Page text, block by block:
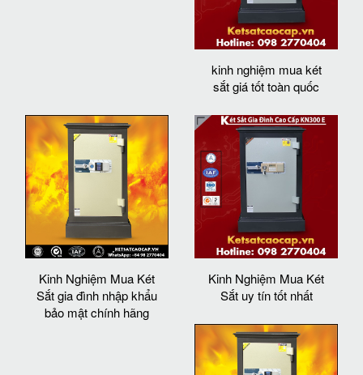
kinh nghiệm mua két
sắt giá tốt toàn quốc
Kinh Nghiệm Mua Két
Sắt gia đình nhập khẩu
bảo mật chính hãng
Kinh Nghiệm Mua Két
Sắt uy tín tốt nhất